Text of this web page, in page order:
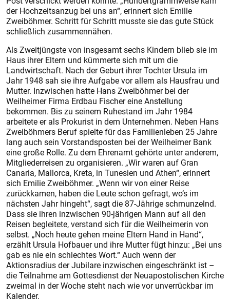
der Hochzeitsanzug bei uns an“, erinnert sich Emilie
Zweiböhmer. Schritt für Schritt musste sie das gute Stück
schließlich zusammennähen.
Als Zweitjüngste von insgesamt sechs Kindern blieb sie im
Haus ihrer Eltern und kümmerte sich mit um die
Landwirtschaft. Nach der Geburt ihrer Tochter Ursula im
Jahr 1948 sah sie ihre Aufgabe vor allem als Hausfrau und
Mutter. Inzwischen hatte Hans Zweiböhmer bei der
Weilheimer Firma Erdbau Fischer eine Anstellung
bekommen. Bis zu seinem Ruhestand im Jahr 1984
arbeitete er als Prokurist in dem Unternehmen. Neben Hans
Zweiböhmers Beruf spielte für das Familienleben 25 Jahre
lang auch sein Vorstandsposten bei der Weilheimer Bank
eine große Rolle. Zu dem Ehrenamt gehörte unter anderem,
Mitgliederreisen zu organisieren. „Wir waren auf Gran
Canaria, Mallorca, Kreta, in Tunesien und Athen“, erinnert
sich Emilie Zweiböhmer. „Wenn wir von einer Reise
zurückkamen, haben die Leute schon gefragt, wo‘s im
nächsten Jahr hingeht“, sagt die 87-Jährige schmunzelnd.
Dass sie ihren inzwischen 90-jährigen Mann auf all den
Reisen begleitete, verstand sich für die Weilheimerin von
selbst. „Noch heute gehen meine Eltern Hand in Hand“,
erzählt Ursula Hofbauer und ihre Mutter fügt hinzu: „Bei uns
gab es nie ein schlechtes Wort.“ Auch wenn der
Aktionsradius der Jubilare inzwischen eingeschränkt ist –
die Teilnahme am Gottesdienst der Neuapostolischen Kirche
zweimal in der Woche steht nach wie vor unverrückbar im
Kalender.